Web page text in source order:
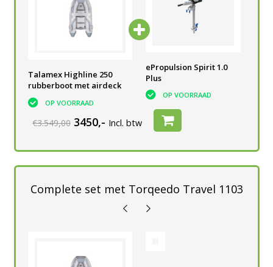
Talamex Highline 250
rubberboot met airdeck
OP VOORRAAD
Plus
ePropulsion Spirit 1.0
Plus
OP VOORRAAD
€3.549,00 3450,- Incl. btw
Complete set met Torqeedo Travel 1103